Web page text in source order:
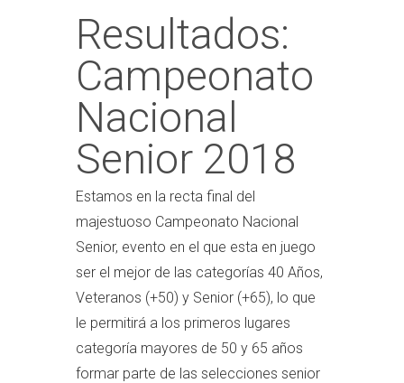
Resultados:
Campeonato
Nacional
Senior 2018
Estamos en la recta final del
majestuoso Campeonato Nacional
Senior, evento en el que esta en juego
ser el mejor de las categorías 40 Años,
Veteranos (+50) y Senior (+65), lo que
le permitirá a los primeros lugares
categoría mayores de 50 y 65 años
formar parte de las selecciones senior